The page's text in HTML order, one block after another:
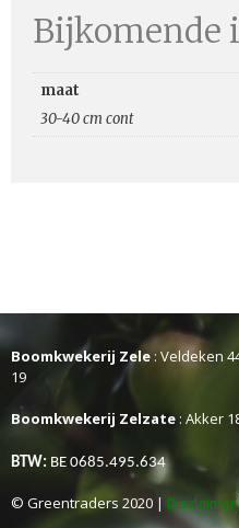
Bijkomende
maat
30-40 cm cont
Boomkwekerij Zele: Veldeken
19
Boomkwekerij Zelzate : Akker
BTW: BE 0685.495.634
© Greentraders 2020 | Disclaimer